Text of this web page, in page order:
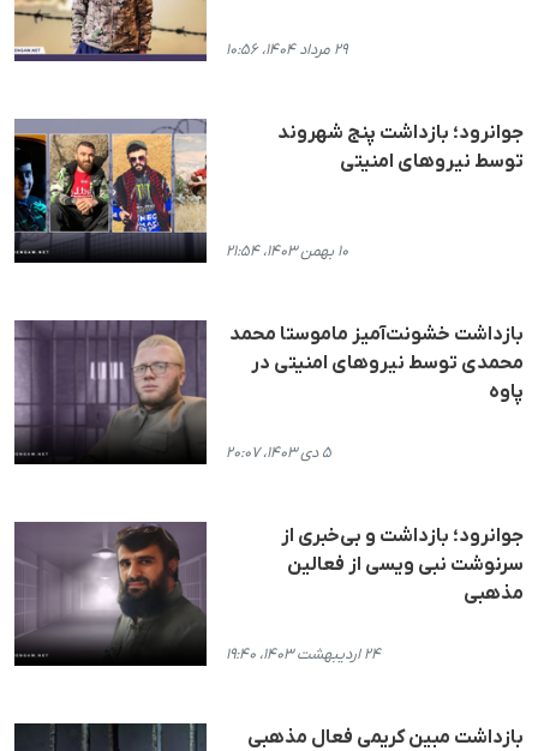
۲۹ مرداد ۱۴۰۴، ۱۰:۵۶
جوانرود؛ بازداشت پنج شهروند
توسط نیروهای امنیتی
۱۰ بهمن ۱۴۰۳، ۲۱:۵۴
بازداشت خشونت‌آمیز ماموستا محمد
محمدی توسط نیروهای امنیتی در
پاوه
۵ دی ۱۴۰۳، ۲۰:۰۷
جوانرود؛ بازداشت و بی‌خبری از
سرنوشت نبی ویسی از فعالین
مذهبی
۲۴ اردیبهشت ۱۴۰۳، ۱۹:۴۰
بازداشت مبین کریمی فعال مذهبی